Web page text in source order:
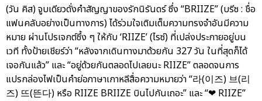
(วัน คิส) จูบเดียวดั่งคำสัญญาของรักนิรันดร์ ซึ่ง “BRIIZE” (บรีซ : ชื่อ
แฟนคลับอย่างเป็นทางการ) ได้ร่วมใจเติมเต็มความทรงจำอันมีความ
หมาย ผ่านโปรเจกต์ซึ้ง ๆ ให้กับ ‘RIIZE’ (ไรซ์) ที่เปล่งประกายอยู่บน
เวที ทั้งป้ายเชียร์ว่า “หลังจากเดินทางมาด้วยกัน 327 วัน ในที่สุดก็ได้
เจอกันแล้ว” และ “อยู่ด้วยกันตลอดไปเลยนะ RIIZE” ตลอดจนการ
แปรกล่องไฟเป็นคำย่อภาษาเกาหลีสื่อความหมายว่า “라(이즈) 브(리
즈) 뜨(뜬다) หรือ RIIZE BRIIZE บินไปกันเถอะ” และ “❤ RIIZE”